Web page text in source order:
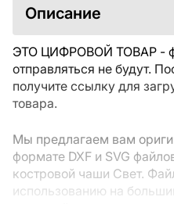
интересующие Вас
свяжитесь с продавцом
Описание
ЭТО ЦИФРОВОЙ ТОВАР -
отправляться не будут.
получите ссылку для
товара.
Мы предлагаем вам
формате DXF и SVG
костровой чаши Свет.
использованию на